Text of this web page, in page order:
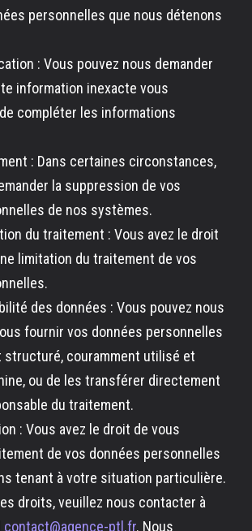
personnelles que nous détenons
: Vous pouvez nous demander
information inexacte vous
compléter les informations
: Dans certaines circonstances,
la suppression de vos
de nos systèmes.
du traitement : Vous avez le droit
limitation du traitement de vos
des données : Vous pouvez nous
fournir vos données personnelles
structuré, couramment utilisé et
ou de les transférer directement
du traitement.
: Vous avez le droit de vous
de vos données personnelles
tenant à votre situation particulière.
droits, veuillez nous contacter à
contact@agence-ptl.fr. Nous